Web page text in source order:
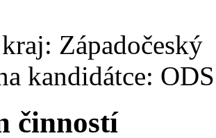
Západočeský
kandidátce: ODS
činností